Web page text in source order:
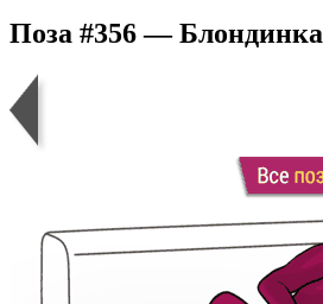
Поза #356 — Блондинка